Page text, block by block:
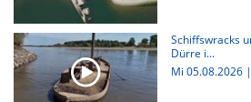
Schiffswracks
Dürre i...
Mi 05.08.2026 |